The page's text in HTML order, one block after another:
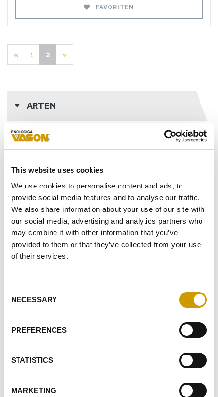
This website uses cookies
We use cookies to personalise content and ads, to
provide social media features and to analyse our traffic.
We also share information about your use of our site with
our social media, advertising and analytics partners who
may combine it with other information that you’ve
provided to them or that they’ve collected from your use
of their services.
Selection
NECESSARY
PREFERENCES
STATISTICS
MARKETING
FAVORITEN
« 1 2 »
ARTEN
ANWENDUNGEN
Keltern und Pressen
Weißweinbereitung
Rotweinbereitung
Schönung
Stabilisierung
Gummi
Konservierungsstoffe und Antioxidantien
Ausbau